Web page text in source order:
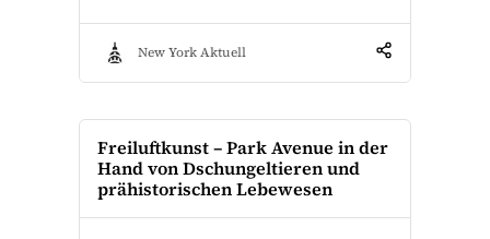
New York Aktuell
Freiluftkunst – Park Avenue in der
Hand von Dschungeltieren und
prähistorischen Lebewesen